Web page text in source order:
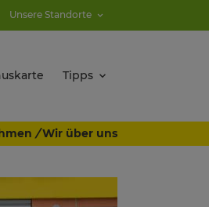
Unsere Standorte
Tipps
/ Wir über uns